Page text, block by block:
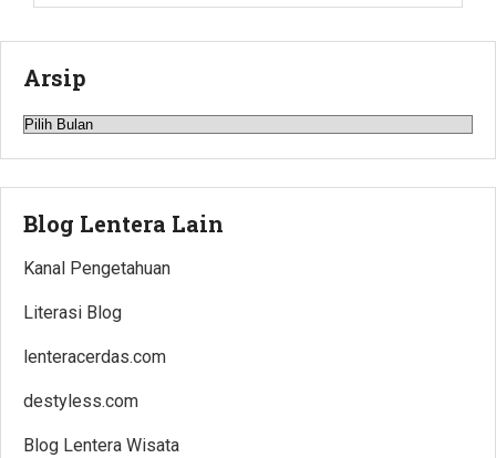
Arsip
Arsip
Blog Lentera Lain
Kanal Pengetahuan
Literasi Blog
lenteracerdas.com
destyless.com
Blog Lentera Wisata